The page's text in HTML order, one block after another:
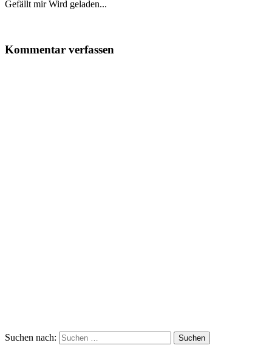
Gefällt mir Wird geladen...
Kommentar verfassen
Suchen nach: